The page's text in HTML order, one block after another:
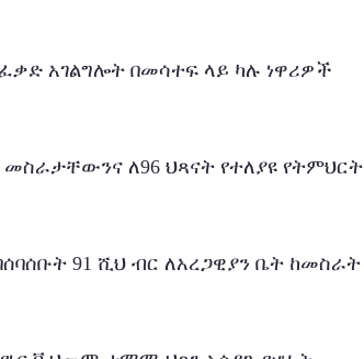
አገልግሎት በመሳተፍ ላይ ካሉ ነዋሪዎች
ለ96 ህጻናት የተለያዩ የትምህርት
91 ሺህ ብር ለአረጋዊያን ቤት ከመስራት